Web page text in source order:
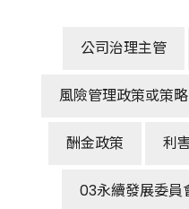
公司治理主管
風險管理政策或策略
酬金政策 利
03永續發展委員